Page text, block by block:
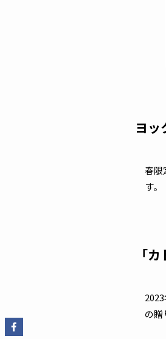
ヨッ
春限
す。
「
の贈